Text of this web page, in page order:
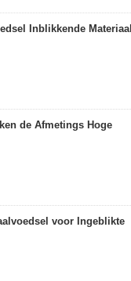
Inblikkende Materiaal
de Afmetings Hoge
voor Ingeblikte